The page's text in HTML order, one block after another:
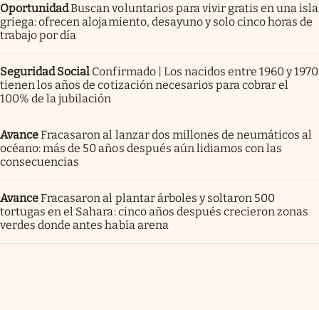
OportunidadBuscan voluntarios para vivir gratis en una isla
griega: ofrecen alojamiento, desayuno y solo cinco horas de
trabajo por día
Seguridad Social Confirmado | Los nacidos entre 1960 y 1970
tienen los años de cotización necesarios para cobrar el
100% de la jubilación
AvanceFracasaron al lanzar dos millones de neumáticos al
océano: más de 50 años después aún lidiamos con las
consecuencias
AvanceFracasaron al plantar árboles y soltaron 500
tortugas en el Sahara: cinco años después crecieron zonas
verdes donde antes había arena